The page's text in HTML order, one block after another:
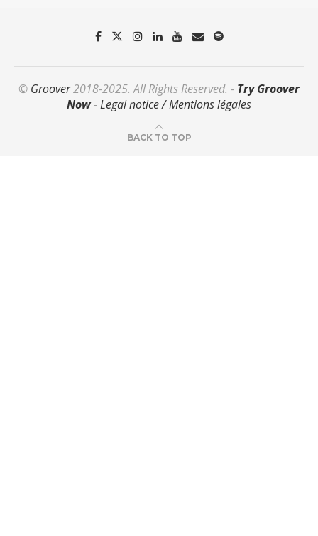
© Groover2018-2025. All Rights Reserved. - Try Groover
Now-Legal notice / Mentions légales
BACK TO TOP